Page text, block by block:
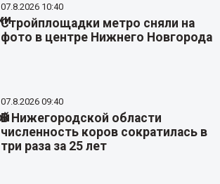
07.8.2026 10:40
Стройплощадки метро сняли на
фото в центре Нижнего Новгорода
07.8.2026 09:40
В Нижегородской области
численность коров сократилась в
три раза за 25 лет